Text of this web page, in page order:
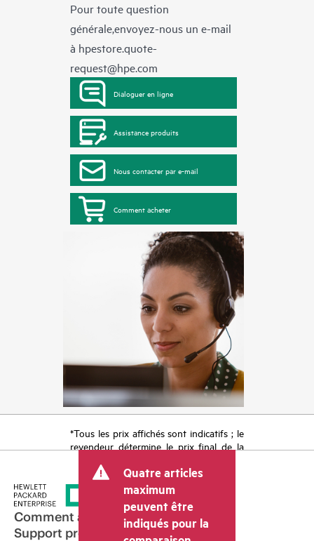
Pour toute question
générale,envoyez-nous un e-mail
à hpestore.quote-
request@hpe.com
Dialoguer en ligne
Assistance produits
Nous contacter par e-mail
Comment acheter
*Tous les prix affichés sont indicatifs ; le
revendeur détermine le prix final de la
tels que la TVA ou les taxes sur la vente
et les frais d’expédition. Le prix de la
transaction déterminé par le revendeur
peut varier par rapport à d’autres
revendeurs et au prix indicatif affiché.
Quatre articles
maximum
peuvent être
indiqués pour la
Comment acheter
Support produit